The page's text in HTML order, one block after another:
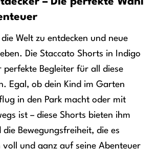
Welt zu entdecken und neue
Die Staccato Shorts in Indigo
perfekte Begleiter für all diese
Egal, ob dein Kind im Garten
in den Park macht oder mit
ist – diese Shorts bieten ihm
Bewegungsfreiheit, die es
voll und ganz auf seine Abenteuer